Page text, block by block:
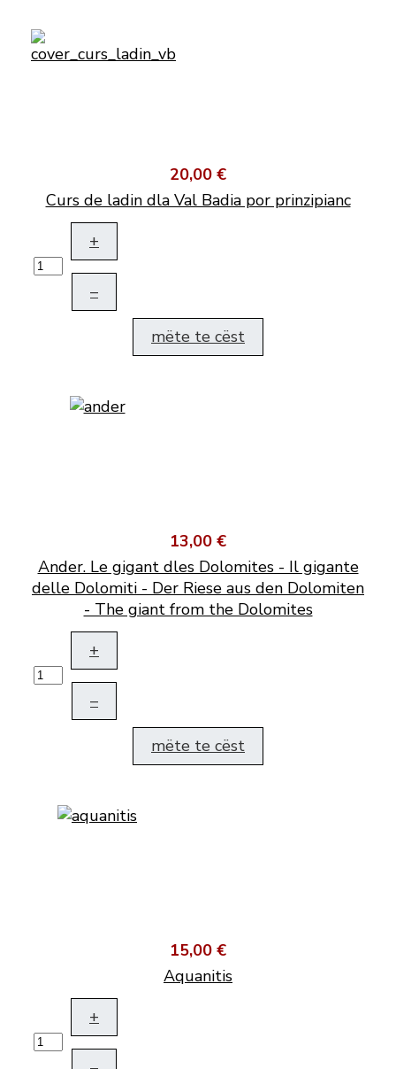
20,00 €
Curs de ladin dla Val Badia por prinzipianc
+
–
mëte te cëst
13,00 €
Ander. Le gigant dles Dolomites - Il gigante
delle Dolomiti - Der Riese aus den Dolomiten
- The giant from the Dolomites
+
–
mëte te cëst
15,00 €
Aquanitis
+